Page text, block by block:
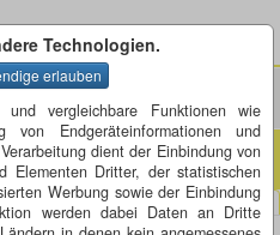
Technologien.
vergleichbare Funktionen wie
von Endgeräteinformationen und
dient der Einbindung von
Elementen Dritter, der statistischen
Werbung sowie der Einbindung
werden dabei Daten an Dritte
» Pfalzgrafenweiler (BW) »
in Pfalzgrafenweiler
in Pfalzgrafenweiler